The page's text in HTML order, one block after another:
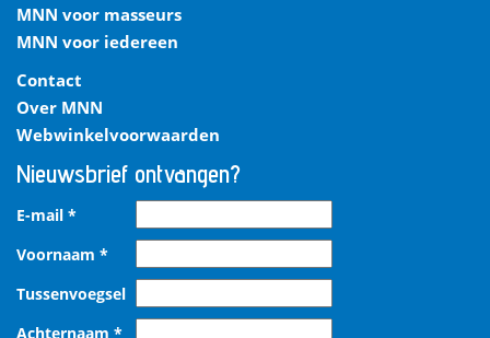
MNN voor masseurs
MNN voor iedereen
Contact
Over MNN
Webwinkelvoorwaarden
Nieuwsbrief ontvangen?
E-mail *
Voornaam *
Tussenvoegsel
Achternaam *